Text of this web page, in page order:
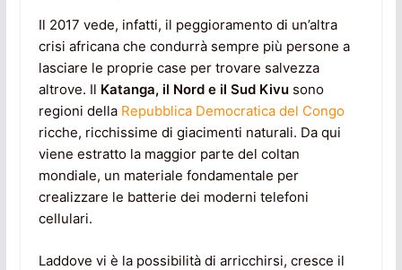
Il 2017 vede, infatti, il peggioramento di un’altra
crisi africana che condurrà sempre più persone a
lasciare le proprie case per trovare salvezza
altrove. Il Katanga, il Nord e il Sud Kivusono
regioni della Repubblica Democratica del Congo
ricche, ricchissime di giacimenti naturali. Da qui
viene estratto la maggior parte del coltan
mondiale, un materiale fondamentale per
crealizzare le batterie dei moderni telefoni
cellulari.
Laddove vi è la possibilità di arricchirsi, cresce il